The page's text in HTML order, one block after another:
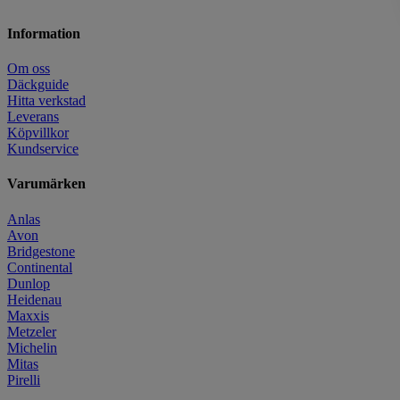
Information
Om oss
Däckguide
Hitta verkstad
Leverans
Köpvillkor
Kundservice
Varumärken
Anlas
Avon
Bridgestone
Continental
Dunlop
Heidenau
Maxxis
Metzeler
Michelin
Mitas
Pirelli